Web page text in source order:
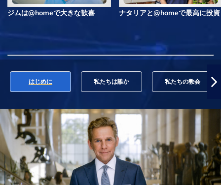
ジムは@homeで大きな歓喜 ナタリアと@homeで最高に投資
はじめに 私たちは誰か 私たちの教会